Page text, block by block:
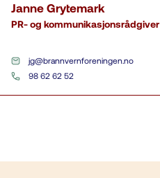
Janne Grytemark
PR- og kommunikasjonsrådgiver
jg@brannvernforeningen.no
98 62 62 52